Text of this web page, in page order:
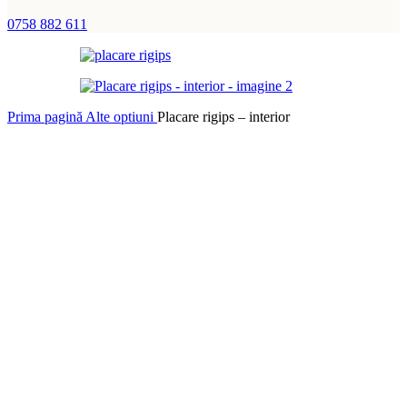
0758 882 611
Prima pagină Alte optiuni Placare rigips – interior